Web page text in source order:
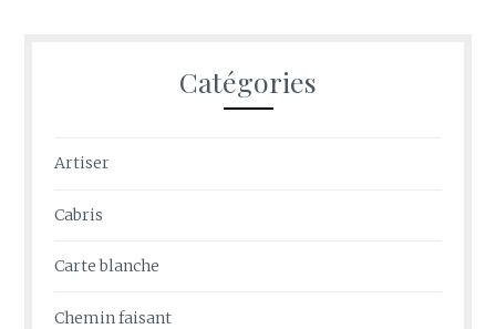
Catégories
Artiser
Cabris
Carte blanche
Chemin faisant